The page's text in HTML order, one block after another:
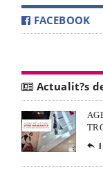
FACEBOOK
Actualit?s
